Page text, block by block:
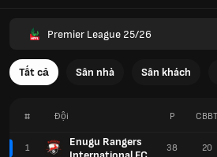
Premier League 25/26
Tất cả Sân nhà Sân khách
# Đội
1
Enugu Rangers
P CBBT
38 20